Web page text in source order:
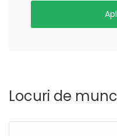
Locuri de